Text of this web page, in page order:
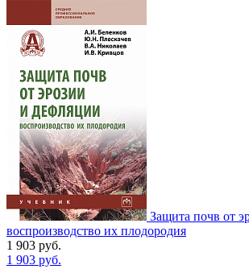
Защита почв от
воспроизводство их плодородия
1 903 руб.
1 903 руб.